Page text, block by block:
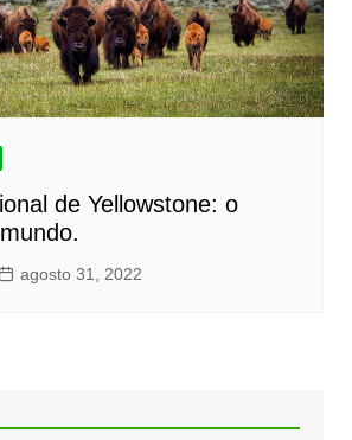
de Yellowstone: o
agosto 31, 2022